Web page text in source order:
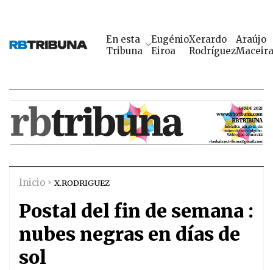
En esta
Tribuna
Eugénio
Eiroa
Xerardo
Rodríguez
Araújo
Maceira
Inicio X.RODRIGUEZ
Postal del fin de semana :
nubes negras en días de
sol